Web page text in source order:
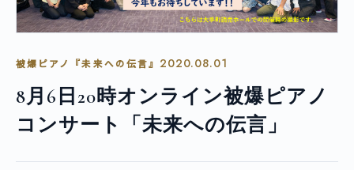
被爆ピアノ『未来への伝言』2020.08.01
8月6日20時オンライン被爆ピアノ
コンサート「未来への伝言」